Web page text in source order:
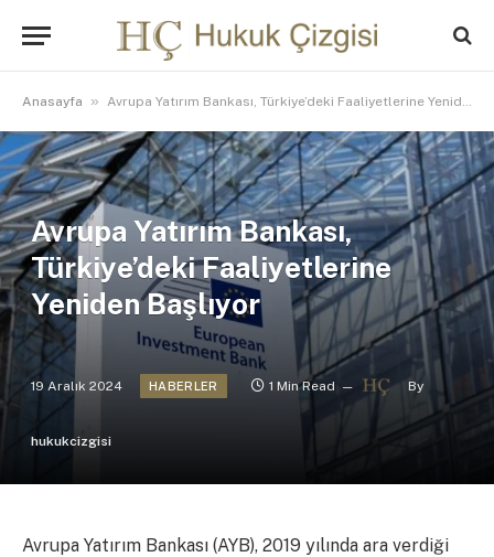
Anasayfa » Avrupa Yatırım Bankası, Türkiye’deki Faaliyetlerine Yeniden Başlıyor
Avrupa Yatırım Bankası,
Türkiye’deki Faaliyetlerine
Yeniden Başlıyor
19 Aralık 2024 HABERLER 1 Min Read By
hukukcizgisi
Avrupa Yatırım Bankası (AYB), 2019 yılında ara verdiği